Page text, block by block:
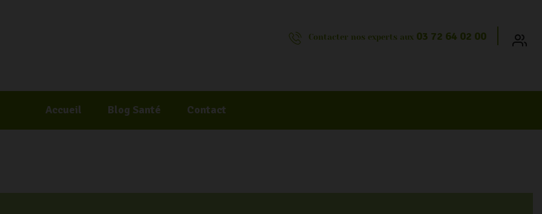
Contacter nos experts aux 03 72 64 02 00
Accueil Blog Santé Contact